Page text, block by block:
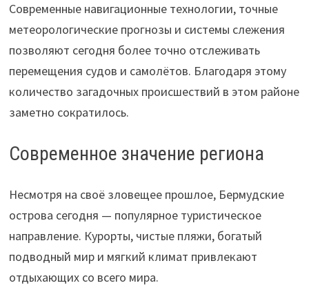
Современные навигационные технологии, точные
метеорологические прогнозы и системы слежения
позволяют сегодня более точно отслеживать
перемещения судов и самолётов. Благодаря этому
количество загадочных происшествий в этом районе
заметно сократилось.
Современное значение региона
Несмотря на своё зловещее прошлое, Бермудские
острова сегодня — популярное туристическое
направление. Курорты, чистые пляжи, богатый
подводный мир и мягкий климат привлекают
отдыхающих со всего мира.